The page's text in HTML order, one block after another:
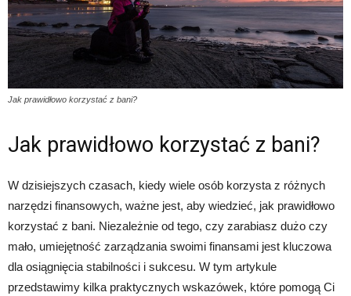
Jak prawidłowo korzystać z bani?
Jak prawidłowo korzystać z bani?
W dzisiejszych czasach, kiedy wiele osób korzysta z różnych
narzędzi finansowych, ważne jest, aby wiedzieć, jak prawidłowo
korzystać z bani. Niezależnie od tego, czy zarabiasz dużo czy
mało, umiejętność zarządzania swoimi finansami jest kluczowa
dla osiągnięcia stabilności i sukcesu. W tym artykule
przedstawimy kilka praktycznych wskazówek, które pomogą Ci